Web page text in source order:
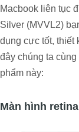
Macbook liên tục
Silver (MVVL2)
dụng cực tốt, thiết
đây chúng ta
phẩm này:
Màn hình